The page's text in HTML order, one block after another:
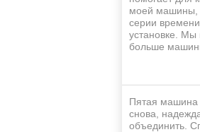
моей машины,
серии
установке. Мы
больше
Пятая машина
снова,
объединить.